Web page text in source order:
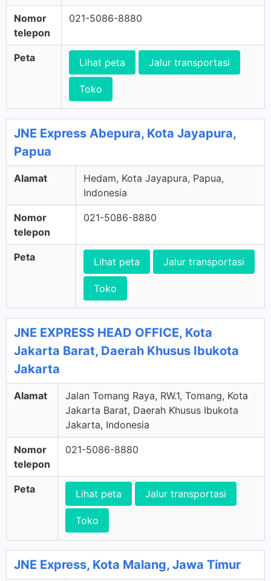
Nomor
telepon
021-5086-8880
Peta Lihat peta Jalur transportasi
Toko
JNE Express Abepura, Kota Jayapura,
Papua
Alamat
Hedam, Kota Jayapura, Papua,
Indonesia
Nomor
telepon
021-5086-8880
Peta Lihat peta Jalur transportasi
Toko
JNE EXPRESS HEAD OFFICE, Kota
Jakarta Barat, Daerah Khusus Ibukota
Jakarta
Alamat
Jalan Tomang Raya, RW.1, Tomang, Kota
Jakarta Barat, Daerah Khusus Ibukota
Jakarta, Indonesia
Nomor
telepon
021-5086-8880
Peta Lihat peta Jalur transportasi
Toko
JNE Express, Kota Malang, Jawa Timur